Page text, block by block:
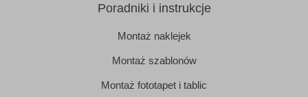
Poradniki i instrukcje
Montaż naklejek
Montaż szablonów
Montaż fototapet i tablic